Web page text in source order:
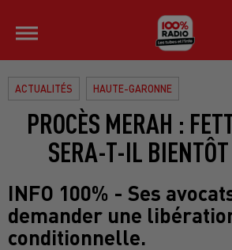
ACTUALITÉS HAUTE-GARONNE
PROCÈS MERAH :
SERA-T-IL
INFO 100% - Ses
demander une
conditionnelle.